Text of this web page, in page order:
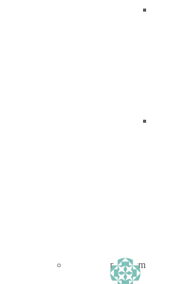
ptiz_kem